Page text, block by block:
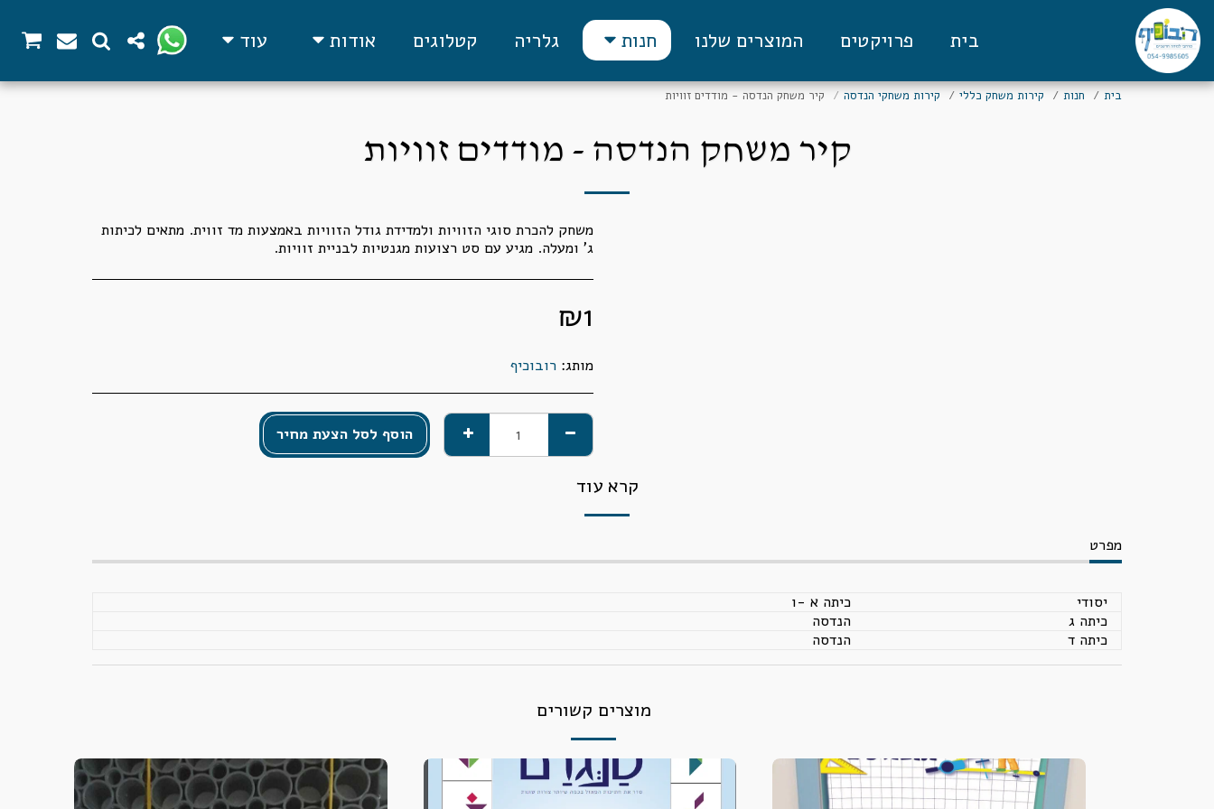
בית פרויקטים המוצרים שלנו חנות גלריה קטלוגים אודות עוד
בית חנות קירות משחק כללי קירות משחקי הנדסה קיר משחק הנדסה - מודדים זוויות
קיר משחק הנדסה - מודדים זוויות
משחק להכרת סוגי הזוויות ולמדידת גודל הזוויות באמצעות מד זווית. מתאים לכיתות
ג' ומעלה. מגיע עם סט רצועות מגנטיות לבניית זוויות.
₪1
מותג: רובוכיף
הוסף לסל הצעת מחיר
קרא עוד
מפרט
יסודי
כיתה א -ו
כיתה ג
הנדסה
כיתה ד
הנדסה
מוצרים קשורים